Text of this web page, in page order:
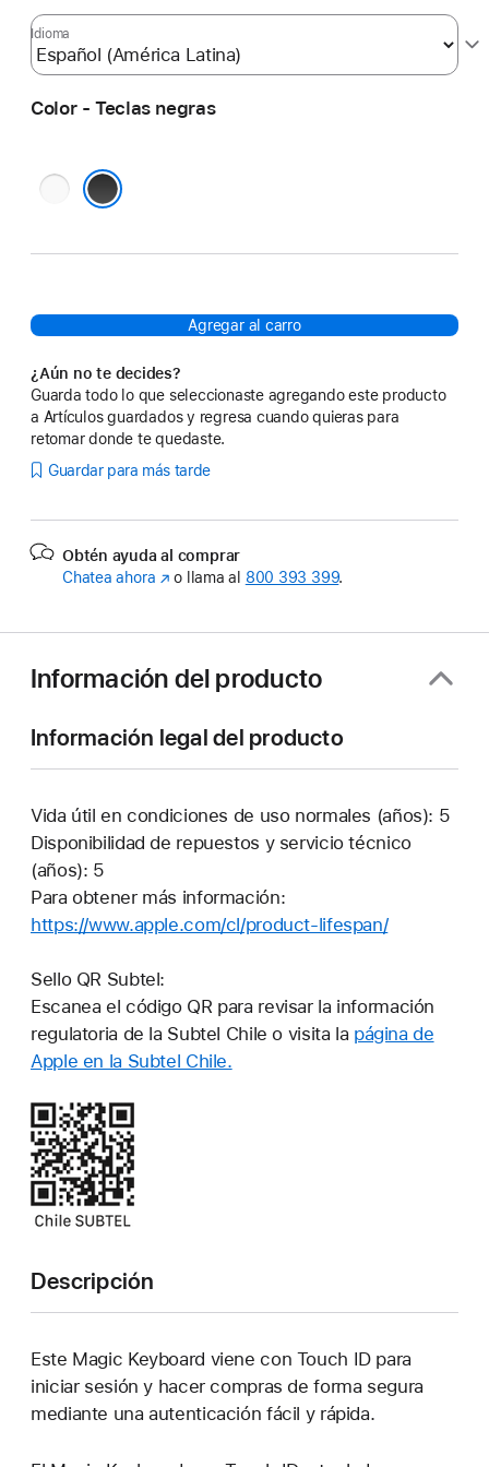
Idioma
Color - Teclas negras
Teclas
blancas
Agregar al carro
¿Aún no te decides?
Guarda todo lo que seleccionaste agregando este producto
a Artículos guardados y regresa cuando quieras para
retomar donde te quedaste.
Guardar para más tarde
Obtén ayuda al comprar
Chatea ahora (Se
nueva)
o llama al 800 393 399.
Información del producto
Información legal del producto
Vida útil en condiciones de uso normales (años): 5
Disponibilidad de repuestos y servicio técnico
(años): 5
Para obtener más información:
https://www.apple.com/cl/product-lifespan/(Se
una
pestaña
Sello QR Subtel:
Escanea el código QR para revisar la información
regulatoria de la Subtel Chile o visita la página de
Apple en la Subtel Chile.
Descripción
Este Magic Keyboard viene con Touch ID para
iniciar sesión y hacer compras de forma segura
mediante una autenticación fácil y rápida.